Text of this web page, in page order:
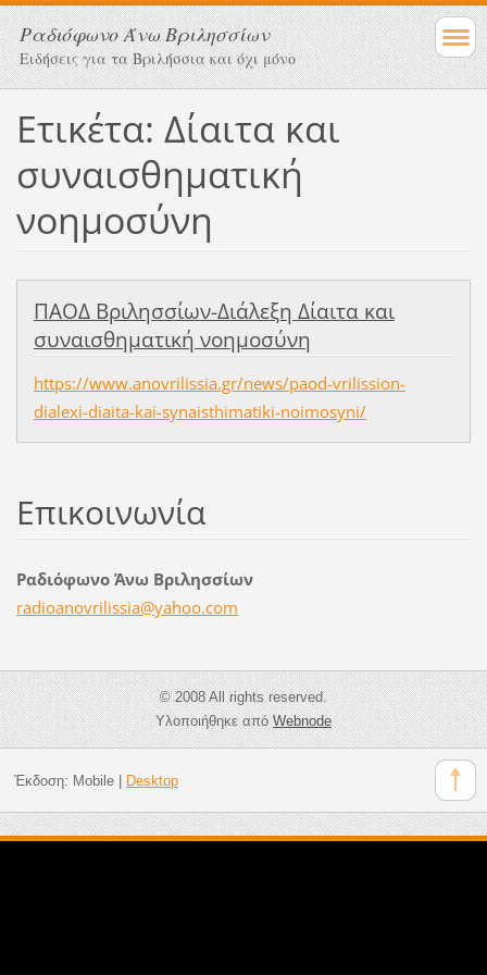
Ραδιόφωνο Άνω Βριλησσίων
Ειδήσεις για τα Βριλήσσια και όχι μόνο
Ετικέτα: Δίαιτα και
συναισθηματική
νοημοσύνη
ΠΑΟΔ Βριλησσίων-Διάλεξη Δίαιτα και
συναισθηματική νοημοσύνη
https://www.anovrilissia.gr/news/paod-vrilission-
dialexi-diaita-kai-synaisthimatiki-noimosyni/
Επικοινωνία
Ραδιόφωνο Άνω Βριλησσίων
radioanovrilissia@yahoo.com
© 2008 All rights reserved.
Υλοποιήθηκε απόWebnode
Έκδοση: Mobile| Desktop